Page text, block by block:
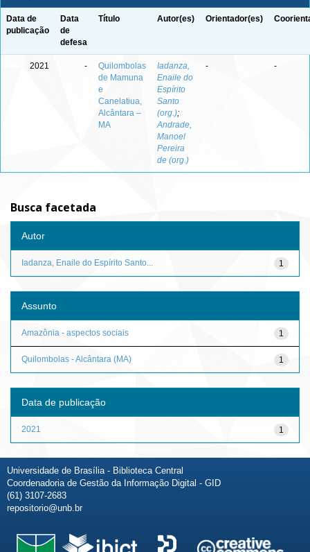
Data de
publicação
Data
de
defesa
Título Autor(es) Orientador(es)
2021 -
Quilombolas
de Mamuna
e
Canelatiua,
Alcântara –
MA
Iadanza,
Enaile do
Espírito
Santo
(org.);
Andrade,
Manoel
Pereira
de (org.)
- -
Busca facetada
Autor
1
Iadanza, Enaile do Espírito Santo...
Assunto
1
Amazônia - aspectos sociais
1
Quilombolas - Alcântara (MA)
Data de publicação
1
2021
Universidade de Brasília - Biblioteca Central
Coordenadoria de Gestão da Informação Digital - GID
(61) 3107-2683
repositorio@unb.br